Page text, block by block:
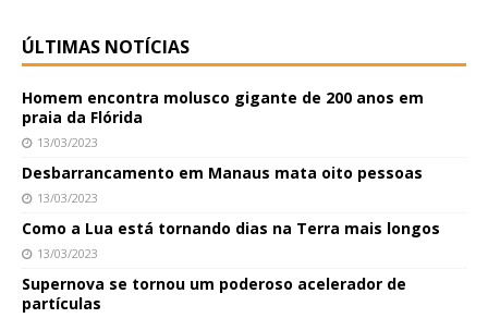
ÚLTIMAS NOTÍCIAS
Homem encontra molusco gigante de 200 anos em
praia da Flórida
13/03/2023
Desbarrancamento em Manaus mata oito pessoas
13/03/2023
Como a Lua está tornando dias na Terra mais longos
13/03/2023
Supernova se tornou um poderoso acelerador de
partículas